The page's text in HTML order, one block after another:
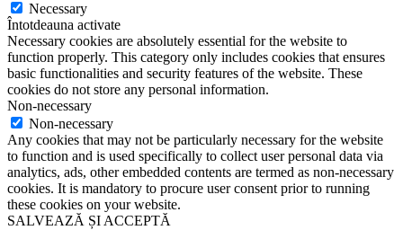
Necessary
Întotdeauna activate
Necessary cookies are absolutely essential for the website to
function properly. This category only includes cookies that ensures
basic functionalities and security features of the website. These
cookies do not store any personal information.
Non-necessary
Non-necessary
Any cookies that may not be particularly necessary for the website
to function and is used specifically to collect user personal data via
analytics, ads, other embedded contents are termed as non-necessary
cookies. It is mandatory to procure user consent prior to running
these cookies on your website.
SALVEAZĂ ȘI ACCEPTĂ